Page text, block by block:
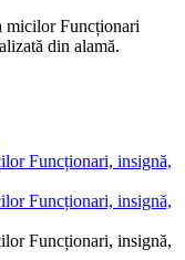
micilor Funcționari
din alamă.